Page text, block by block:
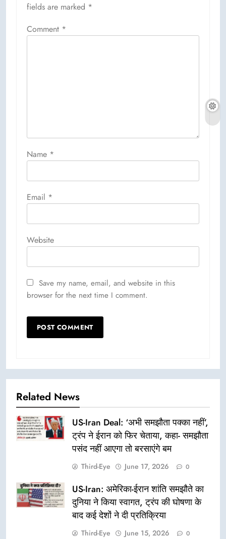
fields are marked *
Comment *
Name *
Email *
Website
Save my name, email, and website in this
browser for the next time I comment.
Related News
US-Iran Deal: ‘अभी समझौता पक्का नहीं’,
ट्रंप ने ईरान को फिर चेताया, कहा- समझौता
पसंद नहीं आएगा तो बरसाएंगे बम
Third-Eye June 17, 2026 0
US-Iran: अमेरिका-ईरान शांति समझौते का
दुनिया ने किया स्वागत, ट्रंप की घोषणा के
बाद कई देशों ने दी प्रतिक्रिया
Third-Eye June 15, 2026 0